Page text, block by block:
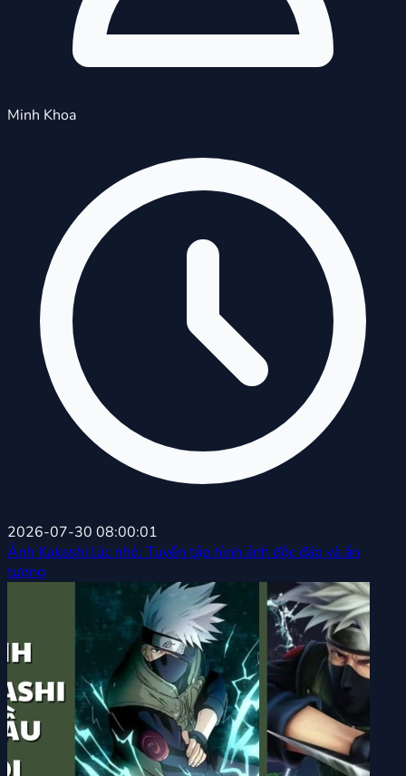
Minh Khoa
2026-07-30 08:00:01
Ảnh Kakashi lúc nhỏ: Tuyển tập hình ảnh độc đáo và ấn
tượng